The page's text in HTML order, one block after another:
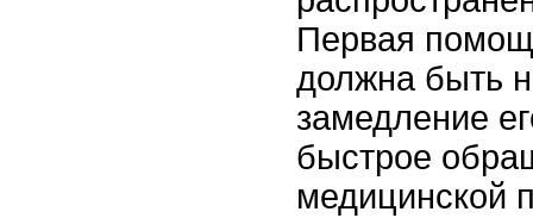
Первая
должна быть
замедление
быстрое
медицинской